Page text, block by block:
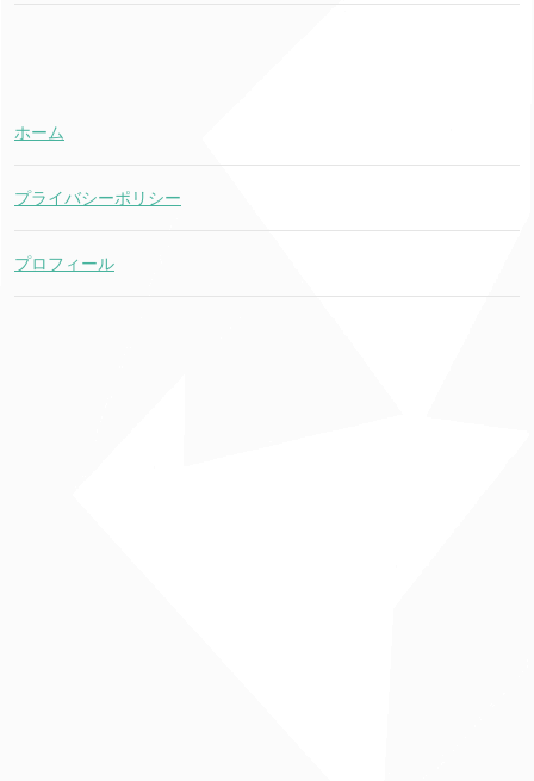
ホーム
プライバシーポリシー
プロフィール